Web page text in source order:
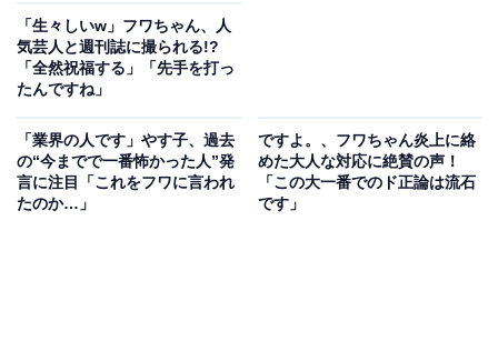
「生々しいw」フワちゃん、人
気芸人と週刊誌に撮られる!?
「全然祝福する」「先手を打っ
たんですね」
「業界の人です」やす子、過去
の“今までで一番怖かった人”発
言に注目「これをフワに言われ
たのか…」
ですよ。、フワちゃん炎上に絡
めた大人な対応に絶賛の声！
「この大一番でのド正論は流石
です」